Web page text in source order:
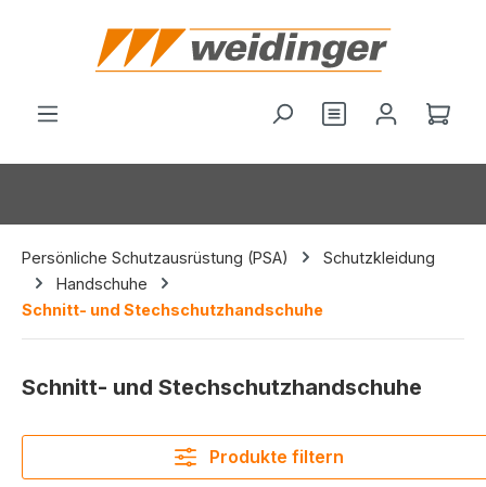
springen
Du hast 0
Persönliche Schutzausrüstung (PSA)
Schutzkleidung
Handschuhe
Schnitt- und Stechschutzhandschuhe
Schnitt- und Stechschutzhandschuhe
Produkte filtern